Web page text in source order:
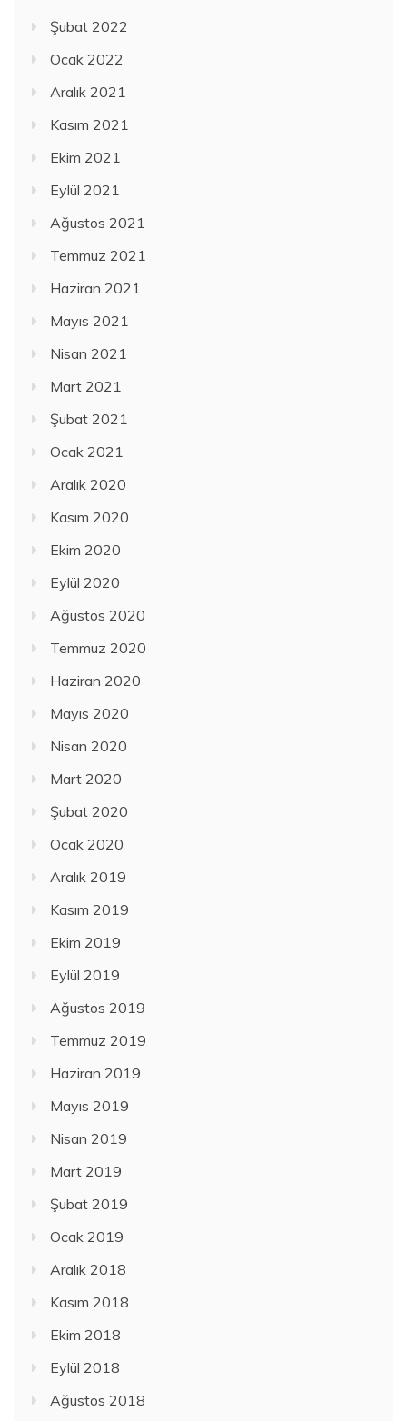
Şubat 2022
Ocak 2022
Aralık 2021
Kasım 2021
Ekim 2021
Eylül 2021
Ağustos 2021
Temmuz 2021
Haziran 2021
Mayıs 2021
Nisan 2021
Mart 2021
Şubat 2021
Ocak 2021
Aralık 2020
Kasım 2020
Ekim 2020
Eylül 2020
Ağustos 2020
Temmuz 2020
Haziran 2020
Mayıs 2020
Nisan 2020
Mart 2020
Şubat 2020
Ocak 2020
Aralık 2019
Kasım 2019
Ekim 2019
Eylül 2019
Ağustos 2019
Temmuz 2019
Haziran 2019
Mayıs 2019
Nisan 2019
Mart 2019
Şubat 2019
Ocak 2019
Aralık 2018
Kasım 2018
Ekim 2018
Eylül 2018
Ağustos 2018